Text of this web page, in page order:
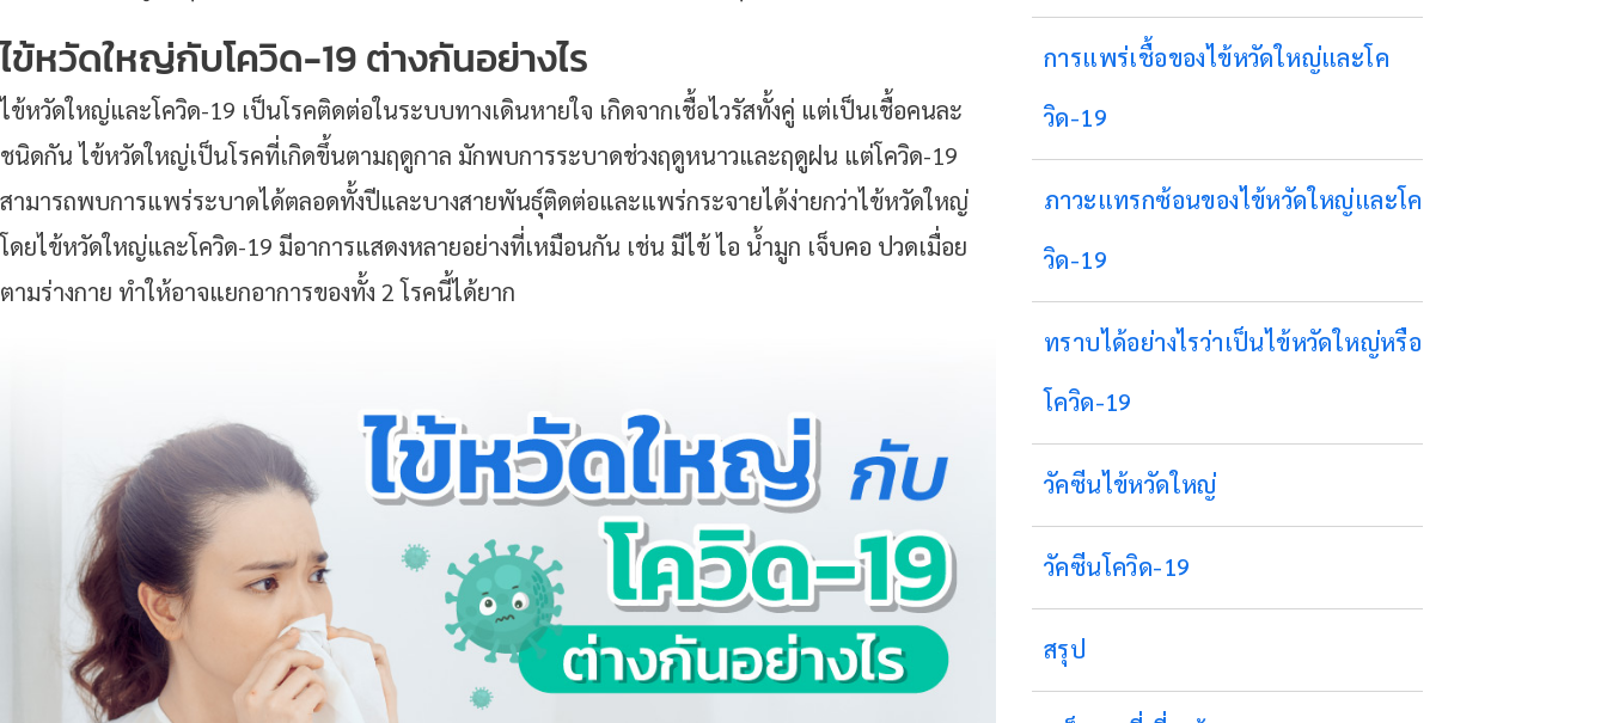
ไข้หวัดใหญ่กับโควิด-19 ต่างกันอย่างไร
ไข้หวัดใหญ่และโควิด-19 เป็นโรคติดต่อในระบบทางเดินหายใจ เกิดจากเชื้อไวรัสทั้งคู่ แต่เป็นเชื้อคนละ
ชนิดกัน ไข้หวัดใหญ่เป็นโรคที่เกิดขึ้นตามฤดูกาล มักพบการระบาดช่วงฤดูหนาวและฤดูฝน แต่โควิด-19
สามารถพบการแพร่ระบาดได้ตลอดทั้งปีและบางสายพันธุ์ติดต่อและแพร่กระจายได้ง่ายกว่าไข้หวัดใหญ่
โดยไข้หวัดใหญ่และโควิด-19 มีอาการแสดงหลายอย่างที่เหมือนกัน เช่น มีไข้ ไอ น้ำมูก เจ็บคอ ปวดเมื่อย
ตามร่างกาย ทำให้อาจแยกอาการของทั้ง 2 โรคนี้ได้ยาก
การแพร่เชื้อของไข้หวัดใหญ่และโค
วิด-19
ภาวะแทรกซ้อนของไข้หวัดใหญ่และโค
วิด-19
ทราบได้อย่างไรว่าเป็นไข้หวัดใหญ่หรือ
โควิด-19
วัคซีนไข้หวัดใหญ่
วัคซีนโควิด-19
สรุป